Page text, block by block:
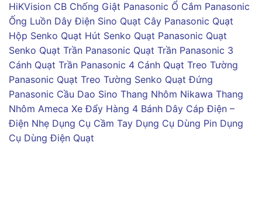
HiKVision CB Chống Giật Panasonic Ổ Cắm Panasonic
Ống Luồn Dây Điện Sino Quạt Cây Panasonic Quạt
Hộp Senko Quạt Hút Senko Quạt Panasonic Quạt
Senko Quạt Trần Panasonic Quạt Trần Panasonic 3
Cánh Quạt Trần Panasonic 4 Cánh Quạt Treo Tường
Panasonic Quạt Treo Tường Senko Quạt Đứng
Panasonic Cầu Dao Sino Thang Nhôm Nikawa Thang
Nhôm Ameca Xe Đẩy Hàng 4 Bánh Dây Cáp Điện –
Điện Nhẹ Dụng Cụ Cầm Tay Dụng Cụ Dùng Pin Dụng
Cụ Dùng Điện Quạt